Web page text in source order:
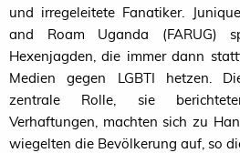
und irregeleitete Fanatiker.
and Roam Uganda (FARUG)
Hexenjagden, die immer dann
Medien gegen LGBTI hetzen.
zentrale Rolle, sie
Verhaftungen, machten sich zu
wiegelten die Bevölkerung auf, so